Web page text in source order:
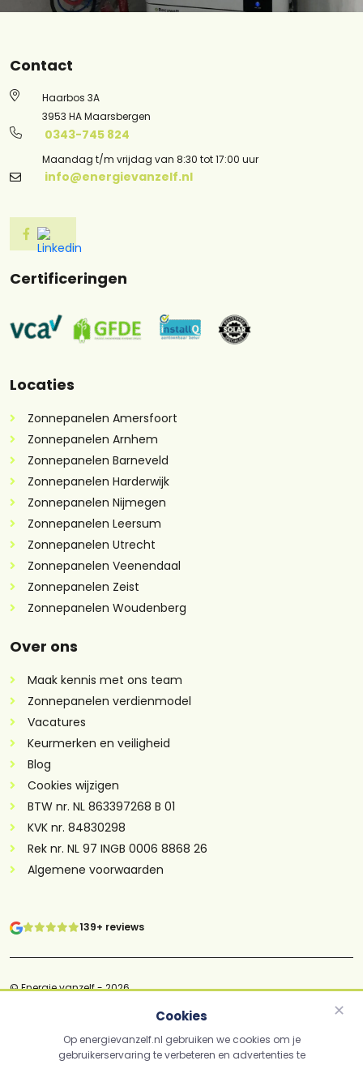
Contact
Haarbos 3A
3953 HA Maarsbergen
0343-745 824
Maandag t/m vrijdag van 8:30 tot 17:00 uur
info@energievanzelf.nl
Certificeringen
Locaties
Zonnepanelen Amersfoort
Zonnepanelen Arnhem
Zonnepanelen Barneveld
Zonnepanelen Harderwijk
Zonnepanelen Nijmegen
Zonnepanelen Leersum
Zonnepanelen Utrecht
Zonnepanelen Veenendaal
Zonnepanelen Zeist
Zonnepanelen Woudenberg
Over ons
Maak kennis met ons team
Zonnepanelen verdienmodel
Vacatures
Keurmerken en veiligheid
Blog
Cookies wijzigen
BTW nr. NL 863397268 B 01
KVK nr. 84830298
Rek nr. NL 97 INGB 0006 8868 26
Algemene voorwaarden
139+ reviews
© Energie vanzelf - 2026
Disclaimer
✕
Cookies
Op energievanzelf.nl gebruiken we cookies om je
gebruikerservaring te verbeteren en advertenties te